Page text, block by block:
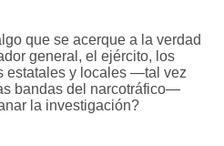
que se acerque a la verdad
general, el ejército, los
estatales y locales —tal vez
bandas del narcotráfico—
la investigación?